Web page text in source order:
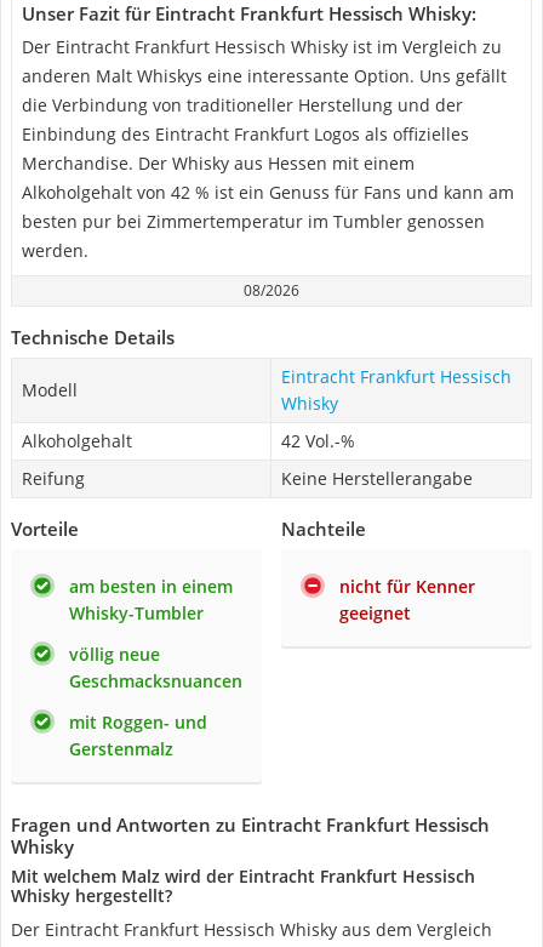
Unser Fazit für Eintracht Frankfurt Hessisch Whisky:
Der Eintracht Frankfurt Hessisch Whisky ist im Vergleich zu
anderen Malt Whiskys eine interessante Option. Uns gefällt
die Verbindung von traditioneller Herstellung und der
Einbindung des Eintracht Frankfurt Logos als offizielles
Merchandise. Der Whisky aus Hessen mit einem
Alkoholgehalt von 42 % ist ein Genuss für Fans und kann am
besten pur bei Zimmertemperatur im Tumbler genossen
werden.
08/2026
Technische Details
Modell
Eintracht Frankfurt Hessisch
Whisky
Alkoholgehalt
42 Vol.-%
Reifung
Keine Herstellerangabe
Vorteile
am besten in einem
Whisky-Tumbler
völlig neue
Geschmacksnuancen
mit Roggen- und
Gerstenmalz
Nachteile
nicht für Kenner
geeignet
Fragen und Antworten zu Eintracht Frankfurt Hessisch
Whisky
Mit welchem Malz wird der Eintracht Frankfurt Hessisch
Whisky hergestellt?
Der Eintracht Frankfurt Hessisch Whisky aus dem Vergleich